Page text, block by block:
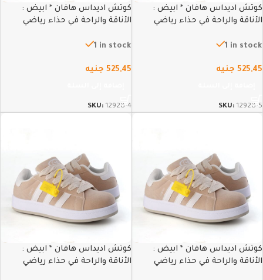
كوتش اديداس هافان * ابيض :
الأناقة والراحة في حذاء رياضي
1 in stock
525,45 جنيه
SKU: 12928-5
كوتش اديداس هافان * ابيض :
الأناقة والراحة في حذاء رياضي
1 in stock
525,45 جنيه
SKU: 12928-4
كوتش اديداس هافان * ابيض :
الأناقة والراحة في حذاء رياضي
كوتش اديداس هافان * ابيض :
الأناقة والراحة في حذاء رياضي